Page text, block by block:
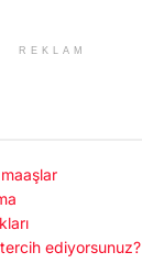
REKLAM
ediyorsunuz?